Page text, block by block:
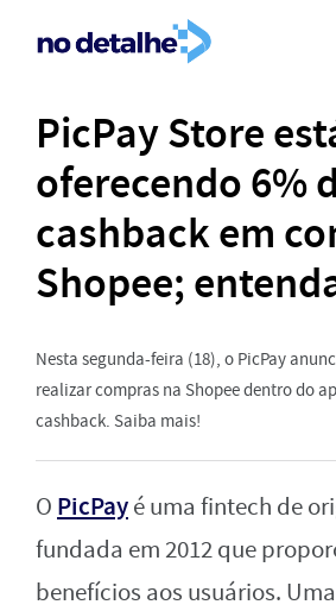
PicPay Store
oferecendo 6%
cashback em
Shopee;
Nesta segunda-feira (18), o PicPay
realizar compras na Shopee dentro do
cashback. Saiba mais!
O PicPayé uma fintech de
fundada em 2012 que
benefícios aos usuários.